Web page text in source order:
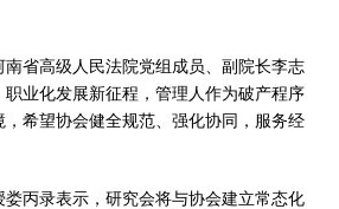
是啥
口支援工
比近六成
省高级人民法院党组成员、副院长李志
业化发展新征程，管理人作为破产程序
希望协会健全规范、强化协同，服务经
丙录表示，研究会将与协会建立常态化